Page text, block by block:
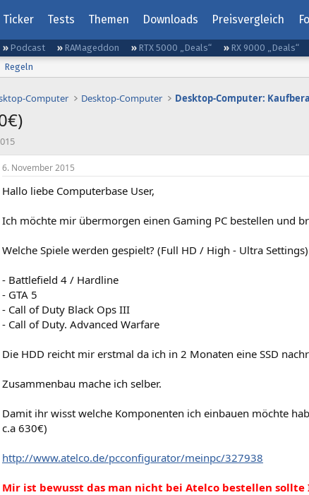
Ticker Tests Themen Downloads Preisvergleich
Podcast RAMageddon RTX 5000 „Deals“ RX 9000 „Deals“
Regeln
Computer Desktop-Computer Desktop-Computer:
6. November 2015
Hallo liebe Computerbase User,
Ich möchte mir übermorgen einen Gaming PC bestellen und
Welche Spiele werden gespielt? (Full HD / High - Ultra Settings)
- Battlefield 4 / Hardline
- GTA 5
- Call of Duty Black Ops III
- Call of Duty. Advanced Warfare
Die HDD reicht mir erstmal da ich in 2 Monaten eine SSD
Zusammenbau mache ich selber.
Damit ihr wisst welche Komponenten ich einbauen möchte
c.a 630€)
http://www.atelco.de/pcconfigurator/meinpc/327938
Mir ist bewusst das man nicht bei Atelco bestellen